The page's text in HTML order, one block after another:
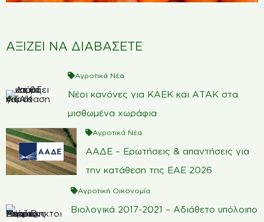
ΑΞΙΖΕΙ ΝΑ ΔΙΑΒΑΣΕΤΕ
Αγροτικά Νέα
Νέοι κανόνες για ΚΑΕΚ και ΑΤΑΚ στα
μισθωμένα χωράφια
Αγροτικά Νέα
ΑΑΔΕ – Ερωτήσεις & απαντήσεις για
την κατάθεση της ΕΑΕ 2026
Αγροτική Οικονομία
Βιολογικά 2017-2021 – Αδιάθετο υπόλοιπο